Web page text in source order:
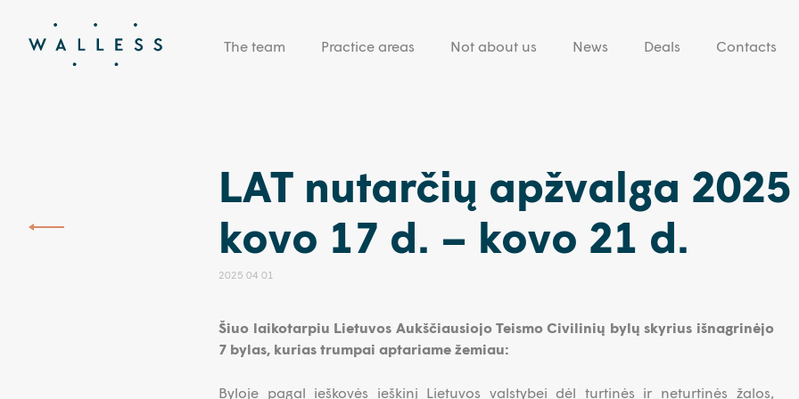
The team Practice areas Not about us News Deals Contacts
LAT nutarčių apžvalga
kovo 17 d. – kovo 21 d.
2025 04 01
Šiuo laikotarpiu Lietuvos Aukščiausiojo Teismo Civilinių bylų skyrius išnagrinėjo
7 bylas, kurias trumpai aptariame žemiau:
Byloje pagal ieškovės ieškinį Lietuvos valstybei dėl turtinės ir neturtinės žalos,